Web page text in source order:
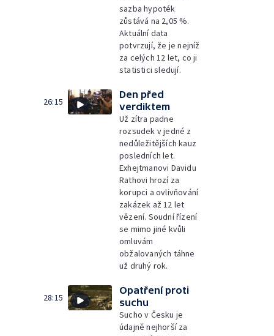
sazba hypoték
zůstává na 2,05 %.
Aktuální data
potvrzují, že je nejníž
za celých 12 let, co ji
statistici sledují.
26:15
Den před
verdiktem
Už zítra padne
rozsudek v jedné z
nedůležitějších kauz
posledních let.
Exhejtmanovi Davidu
Rathovi hrozí za
korupci a ovlivňování
zakázek až 12 let
vězení. Soudní řízení
se mimo jiné kvůli
omluvám
obžalovaných táhne
už druhý rok.
28:15
Opatření proti
suchu
Sucho v Česku je
údajně nejhorší za